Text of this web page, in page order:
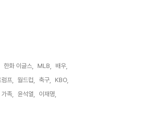
한화 이글스, MLB,
배우,
프, 월드컵, 축구,
KBO,
가족, 윤석열,
이재명,